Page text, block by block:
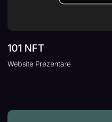
101 NFT
Website Prezentare